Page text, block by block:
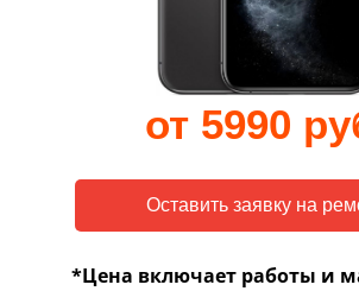
от 5990
*Цена включает работы и